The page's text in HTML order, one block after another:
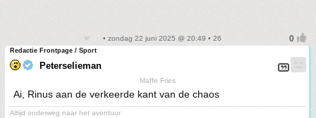
• zondag 22 juni 2025 @ 20:49 • 26
Redactie Frontpage / Sport
Peterselieman
Maffe Fries
Ai, Rinus aan de verkeerde kant van de chaos
Altijd onderweg naar het avontuur